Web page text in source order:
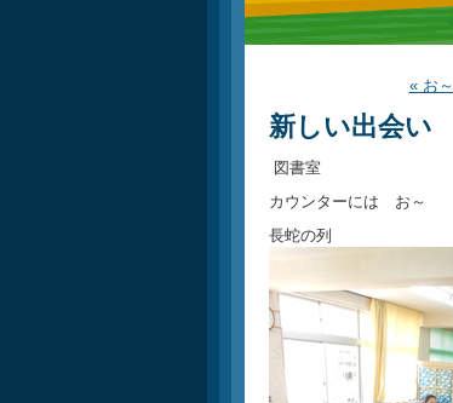
« お～
新しい出会い
図書室
カウンターには お～
長蛇の列